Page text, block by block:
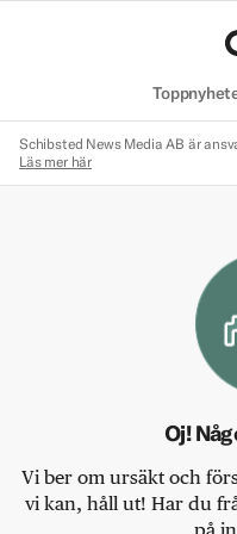
Schibsted News Media AB är
Läs mer här
Oj!
Vi ber om ursäkt och
vi kan, håll ut! Har du